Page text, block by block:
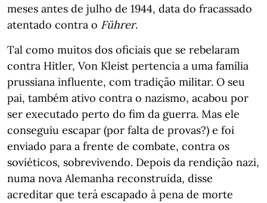
meses antes de julho de 1944, data do fracassado
atentado contra o Führer.
Tal como muitos dos oficiais que se rebelaram
contra Hitler, Von Kleist pertencia a uma família
prussiana influente, com tradição militar. O seu
pai, também ativo contra o nazismo, acabou por
ser executado perto do fim da guerra. Mas ele
conseguiu escapar (por falta de provas?) e foi
enviado para a frente de combate, contra os
soviéticos, sobrevivendo. Depois da rendição nazi,
numa nova Alemanha reconstruída, disse
acreditar que terá escapado à pena de morte